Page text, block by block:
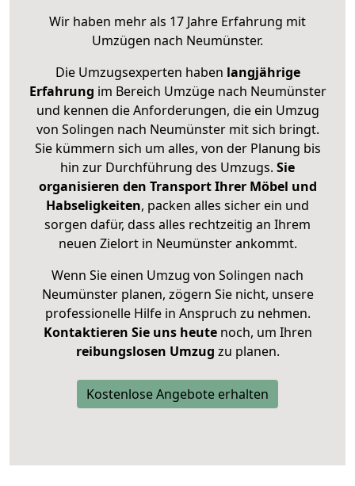
Wir haben mehr als 17 Jahre Erfahrung mit
Umzügen nach Neumünster.
Die Umzugsexperten haben langjährige
Erfahrung im Bereich Umzüge nach Neumünster
und kennen die Anforderungen, die ein Umzug
von Solingen nach Neumünster mit sich bringt.
Sie kümmern sich um alles, von der Planung bis
hin zur Durchführung des Umzugs. Sie
organisieren den Transport Ihrer Möbel und
Habseligkeiten, packen alles sicher ein und
sorgen dafür, dass alles rechtzeitig an Ihrem
neuen Zielort in Neumünster ankommt.
Wenn Sie einen Umzug von Solingen nach
Neumünster planen, zögern Sie nicht, unsere
professionelle Hilfe in Anspruch zu nehmen.
Kontaktieren Sie uns heutenoch, um Ihren
reibungslosen Umzug zu planen.
Kostenlose Angebote erhalten